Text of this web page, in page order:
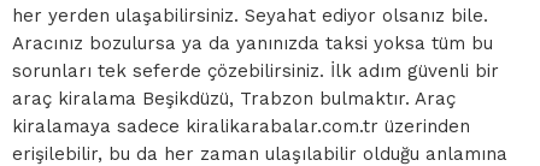
her yerden ulaşabilirsiniz. Seyahat ediyor olsanız bile.
Aracınız bozulursa ya da yanınızda taksi yoksa tüm bu
sorunları tek seferde çözebilirsiniz. İlk adım güvenli bir
araç kiralama Beşikdüzü, Trabzon bulmaktır. Araç
kiralamaya sadece kiralikarabalar.com.tr üzerinden
erişilebilir, bu da her zaman ulaşılabilir olduğu anlamına